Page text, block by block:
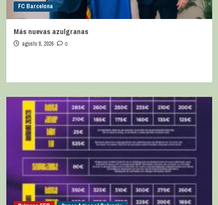
FC Barcelona
Más nuevas azulgranas
agosto 8, 2026 0